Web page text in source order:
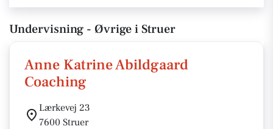
Undervisning - Øvrige i Struer
Anne Katrine Abildgaard
Coaching
Lærkevej 23
7600 Struer